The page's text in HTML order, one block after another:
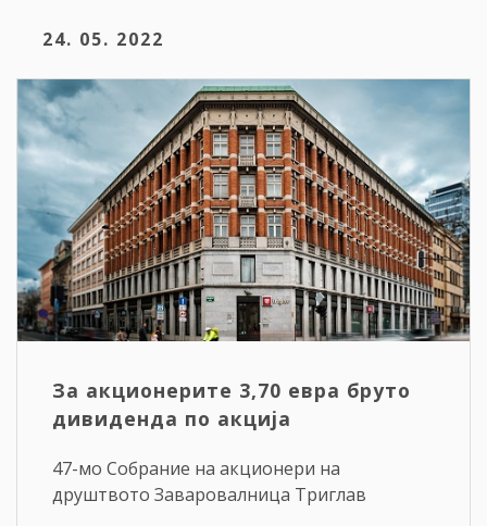
24. 05. 2022
За акционерите 3,70 евра бруто
дивиденда по акција
47-мо Собрание на акционери на
друштвото Заваровалница Триглав